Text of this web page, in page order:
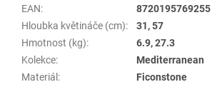
EAN:
8720195769255
Hloubka květináče (cm):
31, 57
Hmotnost (kg):
6.9, 27.3
Kolekce:
Mediterranean
Materiál :
Ficonstone